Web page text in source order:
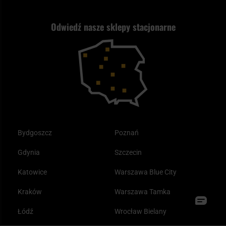
Reklamacje i gwarancja
Odwiedź nasze sklepy stacjonarne
Bydgoszcz
Gdynia
Katowice
Kraków
Łódź
Poznań
Szczecin
Warszawa Blue City
Warszawa Tamka
Wrocław Bielany
Kupony i kody rabatowe
Plecak ewakuacyjny preppersa
Samoobrona